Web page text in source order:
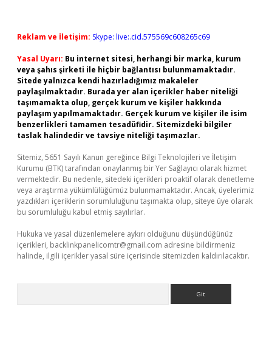
Reklam ve İletişim: Skype: live:.cid.575569c608265c69
Yasal Uyarı: Bu internet sitesi, herhangi bir marka, kurum
veya şahıs şirketi ile hiçbir bağlantısı bulunmamaktadır.
Sitede yalnızca kendi hazırladığımız makaleler
paylaşılmaktadır. Burada yer alan içerikler haber niteliği
taşımamakta olup, gerçek kurum ve kişiler hakkında
paylaşım yapılmamaktadır. Gerçek kurum ve kişiler ile isim
benzerlikleri tamamen tesadüfidir. Sitemizdeki bilgiler
taslak halindedir ve tavsiye niteliği taşımazlar.
Sitemiz, 5651 Sayılı Kanun gereğince Bilgi Teknolojileri ve İletişim
Kurumu (BTK) tarafından onaylanmış bir Yer Sağlayıcı olarak hizmet
vermektedir. Bu nedenle, sitedeki içerikleri proaktif olarak denetleme
veya araştırma yükümlülüğümüz bulunmamaktadır. Ancak, üyelerimiz
yazdıkları içeriklerin sorumluluğunu taşımakta olup, siteye üye olarak
bu sorumluluğu kabul etmiş sayılırlar.
Hukuka ve yasal düzenlemelere aykırı olduğunu düşündüğünüz
içerikleri, backlinkpanelicomtr@gmail.com adresine bildirmeniz
halinde, ilgili içerikler yasal süre içerisinde sitemizden kaldırılacaktır.